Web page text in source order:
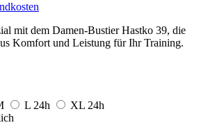
mit dem Damen-Bustier Hastko 39, die
Komfort und Leistung für Ihr Training.
L 24h XL 24h